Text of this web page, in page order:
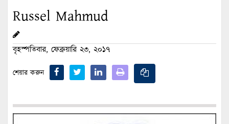
Russel Mahmud
বৃহস্পতিবার, ফেব্রুয়ারি ২৩, ২০১৭
শেয়ার করুন